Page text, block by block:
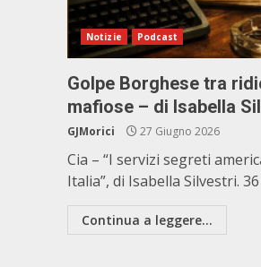
Notizie Podcast
Golpe Borghese tra
mafiose – di Isabella
GJMorici 27 Giugno 2026
Cia – “I servizi segreti
Italia”, di Isabella Silvestri. 36
Continua a leggere...